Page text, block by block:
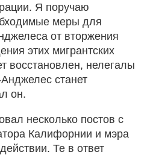
Я поручаю
меры для
от вторжения
этих мигрантских
восстановлен, нелегалы
станет
он.
несколько постов с
Калифорнии и мэра
Те в ответ